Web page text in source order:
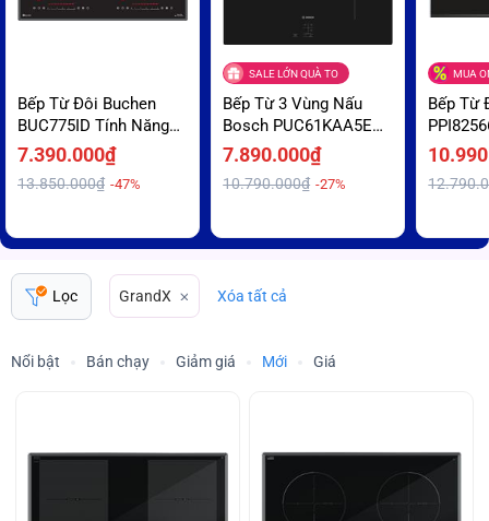
Bếp Từ Đôi Buchen
BUC775ID Tính Năng
Gia Nhiệt Nhanh
Booster Giá Sập Sàn
7.390.000₫
13.850.000₫ -47%
SALE LỚN QUÀ TO
Bếp Từ 3 Vùng Nấu
Bosch PUC61KAA5E
Nấu Nhanh Booster Ưu
7.890.000₫
10.790.000₫ -27%
MUA
Bếp Từ
khiển
Trả Góp
Lọc GrandX Xóa tất cả
Nổi bật Bán chạy Giảm giá Mới Giá